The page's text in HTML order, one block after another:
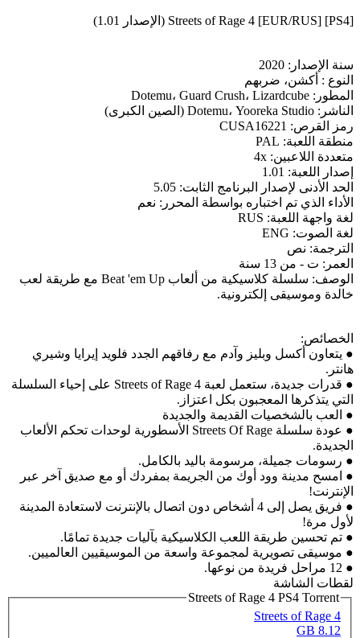
[PS4] Streets of Rage 4 [EUR/RUS] (الإصدار 1.01)
سنة الإصدار: 2020
النوع : أكشن، ضربهم
المطور: Dotemu، Guard Crush، Lizardcube
الناشر: Dotemu، Yooreka Studio (الصين الكبرى)
رمز القرص: CUSA16221
منطقة اللعبة: PAL
متعددة اللاعبين: 4x
إصدار اللعبة: 1.01
الحد الأدنى لإصدار البرنامج الثابت: 5.05
الأداء الذي تم اختباره بواسطة المحرر: نعم
لغة واجهة اللعبة: RUS
لغة الصوت: ENG
الترجمة: نص
العمر: ت - من 13 سنة
الوصف: سلسلة كلاسيكية من ألعاب Beat 'em Up مع طريقة لعب
خالدة وموسيقى إلكترونية.
الخصائص:
● يتعاون أكسل وبليز وآدم مع رفاقهم الجدد فلويد إيرايا وشيري
هانتر.
● قدرات جديدة، ستعمل لعبة Streets of Rage 4 على إحياء السلسلة
التي يتذكرها المعجبون بكل اعتزاز.
● العب بالشخصيات القديمة والجديدة
● عودة سلسلة Streets Of Rage الأسطورية لوحدات تحكم الألعاب
الجديدة.
● رسومات جميلة، مرسومة باليد بالكامل.
● امسح مدينة وود أوك من الجريمة بمفردك أو مع صديق آخر عبر
الإنترنت!
● فريق يصل إلى 4 أشخاص دون اتصال بالإنترنت لاستعادة المدينة
لأول مرة!
● تم تحسين طريقة اللعب الكلاسيكية بآليات جديدة تمامًا.
● موسيقى تصويرية لمجموعة واسعة من الموسيقيين العالميين.
● 12 مراحل فريدة من نوعها.
لقطات الشاشة
Streets of Rage 4 PS4 Torrent
Streets of Rage 4
8.12 GB